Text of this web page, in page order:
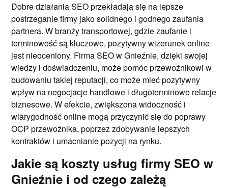
Dobre działania SEO przekładają się na lepsze
postrzeganie firmy jako solidnego i godnego zaufania
partnera. W branży transportowej, gdzie zaufanie i
terminowość są kluczowe, pozytywny wizerunek online
jest nieoceniony. Firma SEO w Gnieźnie, dzięki swojej
wiedzy i doświadczeniu, może pomóc przewoźnikowi w
budowaniu takiej reputacji, co może mieć pozytywny
wpływ na negocjacje handlowe i długoterminowe relacje
biznesowe. W efekcie, zwiększona widoczność i
wiarygodność online mogą przyczynić się do poprawy
OCP przewoźnika, poprzez zdobywanie lepszych
kontraktów i umacnianie pozycji na rynku.
Jakie są koszty usług firmy SEO w
Gnieźnie i od czego zależą